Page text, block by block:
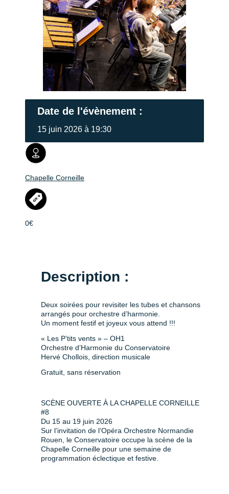
Date de l'évènement :
15 juin 2026 à 19:30
Chapelle Corneille
0€
Description :
Deux soirées pour revisiter les tubes et chansons
arrangés pour orchestre d’harmonie.
Un moment festif et joyeux vous attend !!!
« Les P’tits vents » – OH1
Orchestre d’Harmonie du Conservatoire
Hervé Chollois, direction musicale
Gratuit, sans réservation
SCÈNE OUVERTE À LA CHAPELLE CORNEILLE
#8
Du 15 au 19 juin 2026
Sur l’invitation de l’Opéra Orchestre Normandie
Rouen, le Conservatoire occupe la scène de la
Chapelle Corneille pour une semaine de
programmation éclectique et festive.